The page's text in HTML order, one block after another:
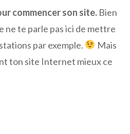
commencer son site. Bien
ne te parle pas ici de mettre
par exemple.
Mais
ton site Internet mieux ce